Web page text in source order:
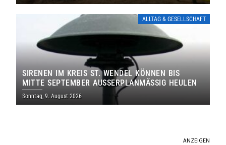
ALLTAG & GESELLSCHAFT
SIRENEN IM KREIS ST. WENDEL KÖNNEN BIS
MITTE SEPTEMBER AUSSERPLANMÄSSIG HEULEN
Sonntag, 9. August 2026
ANZEIGEN